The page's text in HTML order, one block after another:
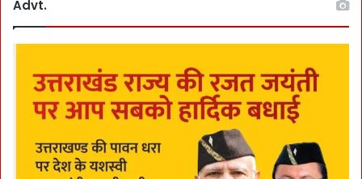
रें
Advt.